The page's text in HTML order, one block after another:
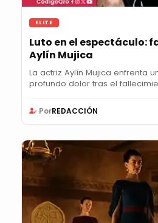
ELITE
Luto en el espectáculo:
Aylín Mujica
La actriz Aylín Mujica enfrenta
profundo dolor tras el
PorREDACCIÓN